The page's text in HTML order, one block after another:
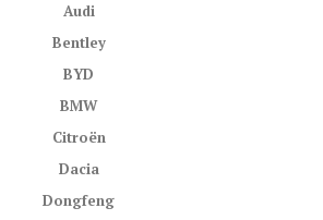
Audi
Bentley
BYD
BMW
Citroën
Dacia
Dongfeng